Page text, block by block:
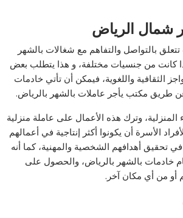
شمال الرياض
بالتواصل والتفاهم مع شغالات بالشهر
كانت من جنسيات مختلفة، و هذا يتطلب بعض
الثقافية واللغوية، فيمكن أن تأتي خادمات
طريق مكتب يأجر عاملات بالشهر بالرياض.
المنزلية، وترك هذه الأعمال على عاملة منزلية
الأسرة أن يكونوا أكثر إنتاجية في أعمالهم
تحقيق أهدافهم الشخصية والمهنية، كما أنه
خادمات بالشهر بالرياض، والحصول على
أو من أي مكان آخر.